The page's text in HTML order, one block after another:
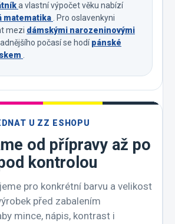
a vlastní výpočet věku nabízí
matematika . Pro oslavenkyni
mezi dámskými narozeninovými
počasí se hodípánské
.
U ZZ ESHOPU
od přípravy až po
kontrolou
pro konkrétní barvu a velikost
před zabalením
mince, nápis, kontrast i